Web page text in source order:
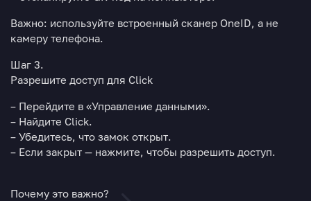
Важно: используйте встроенный сканер OneID, а не
камеру телефона.
Шаг 3.
Разрешите доступ для Click
– Перейдите в «Управление данными».
– Найдите Click.
– Убедитесь, что замок открыт.
– Если закрыт — нажмите, чтобы разрешить доступ.
Почему это важно?